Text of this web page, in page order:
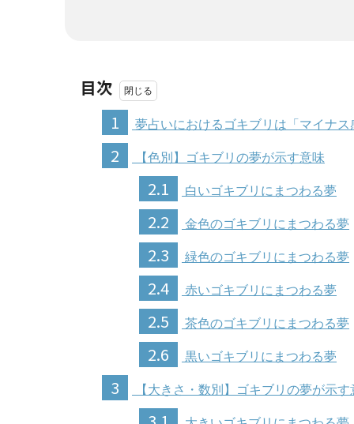
目次
1
夢占いにおけるゴキブリは「マイナス
2 【色別】ゴキブリの夢が示す意味
2.1 白いゴキブリにまつわる夢
2.2 金色のゴキブリにまつわる夢
2.3 緑色のゴキブリにまつわる夢
2.4 赤いゴキブリにまつわる夢
2.5 茶色のゴキブリにまつわる夢
2.6 黒いゴキブリにまつわる夢
3 【大きさ・数別】ゴキブリの夢が示す